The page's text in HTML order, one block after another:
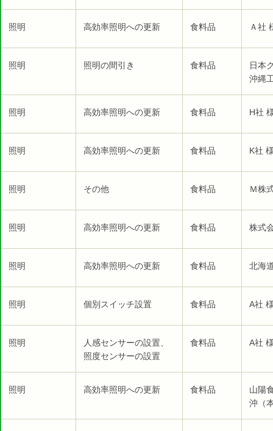
照明 高効率照明への更新 食料品 Ａ社
照明 照明の間引き 食料品
日本
沖縄
照明 高効率照明への更新 食料品 H社
照明 高効率照明への更新 食料品 K社
照明 その他 食料品 Ｍ株
照明 高効率照明への更新 食料品 株式
照明 高効率照明への更新 食料品 北海
照明 個別スイッチ設置 食料品 A社
照明
人感センサーの設置、
照度センサーの設置
食料品 A社
照明 高効率照明への更新 食料品
山陽
沖（